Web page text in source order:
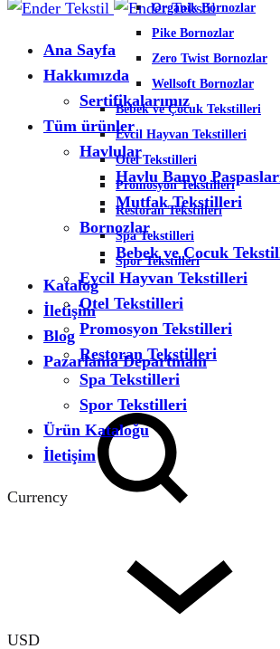
Organik Bornozlar
Pike Bornozlar
Zero Twist Bornozlar
Wellsoft Bornozlar
Bebek ve Çocuk Tekstilleri
Evcil Hayvan Tekstilleri
Otel Tekstilleri
Promosyon Tekstilleri
Restoran Tekstilleri
Spa Tekstilleri
Spor Tekstilleri
Katalog
İletişim
Blog
Pazarlama Departmanı
Ana Sayfa
Hakkımızda
Sertifikalarımız
Tüm ürünler
Havlular
Havlu Banyo
Mutfak Tekstilleri
Bornozlar
Bebek ve Çocuk
Evcil Hayvan Tekstilleri
Otel Tekstilleri
Promosyon Tekstilleri
Restoran Tekstilleri
Spa Tekstilleri
Spor Tekstilleri
Ürün Kataloğu
İletişim
Currency
USD